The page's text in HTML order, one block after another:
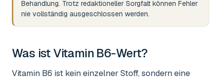
Behandlung. Trotz redaktioneller Sorgfalt können Fehler
nie vollständig ausgeschlossen werden.
Was istVitamin B6-Wert?
Vitamin B6 ist kein einzelner Stoff, sondern eine